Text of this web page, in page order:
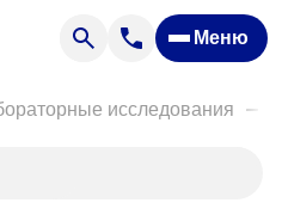
Меню
исследования